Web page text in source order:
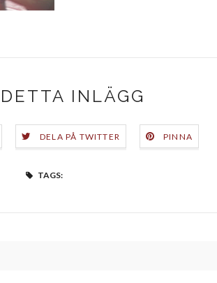
INLÄGG
DELA PÅ TWITTER PINNA
TAGS: